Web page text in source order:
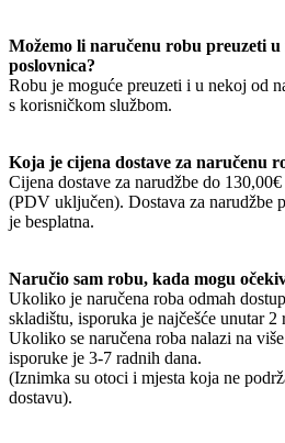
Možemo li naručenu robu preuzeti u
poslovnica?
Robu je moguće preuzeti i u nekoj od
s korisničkom službom.
Koja je cijena dostave za naručenu
Cijena dostave za narudžbe do
(PDV uključen). Dostava za narudžbe
je besplatna.
Naručio sam robu, kada mogu
Ukoliko je naručena roba odmah
skladištu, isporuka je najčešće unutar 2
Ukoliko se naručena roba nalazi na
isporuke je 3-7 radnih dana.
(Iznimka su otoci i mjesta koja ne
dostavu).